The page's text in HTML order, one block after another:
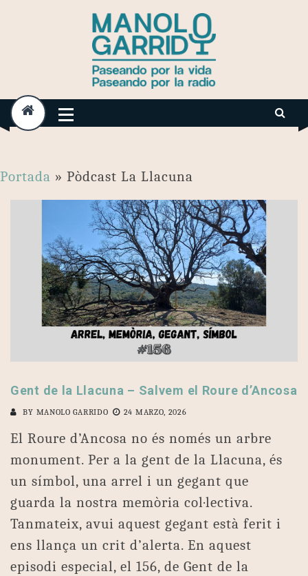
Portada » Pòdcast La Llacuna
Gent de la Llacuna – Salvem el Roure d’Ancosa
BY MANOLO GARRIDO 24 MARZO, 2026
El Roure d’Ancosa no és només un arbre
monument. Per a la gent de la Llacuna, és
un símbol, una arrel i un gegant que
guarda la nostra memòria col·lectiva.
Tanmateix, avui aquest gegant està ferit i
ens llança un crit d’alerta. En aquest
episodi especial, el 156, de Gent de la